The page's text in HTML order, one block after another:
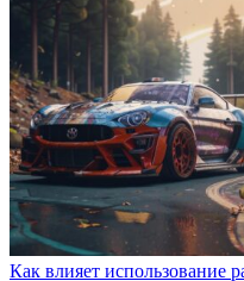
Как влияет использование